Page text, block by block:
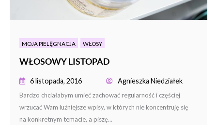
MOJA PIELĘGNACJA WŁOSY
WŁOSOWY LISTOPAD
6 listopada, 2016 Agnieszka Niedziałek
Bardzo chciałabym umieć zachować regularność i częściej
wrzucać Wam luźniejsze wpisy, w których nie koncentruję się
na konkretnym temacie, a piszę...